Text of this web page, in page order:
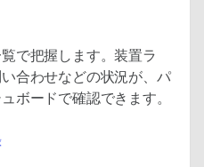
で把握します。装置ラ
合わせなどの状況が、パ
ボードで確認できます。